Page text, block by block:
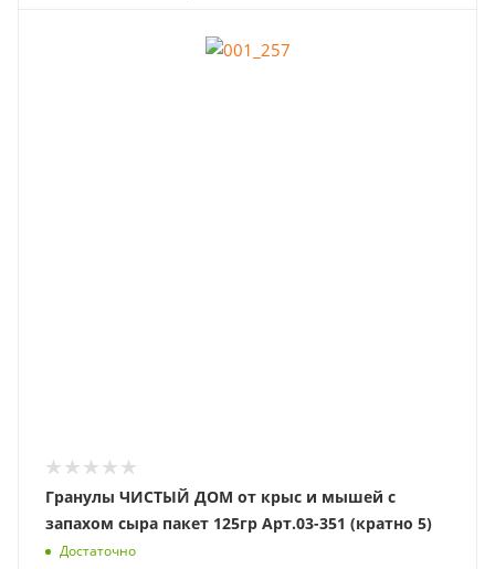
Гранулы ЧИСТЫЙ ДОМ от крыс и мышей с
запахом сыра пакет 125гр Арт.03-351 (кратно 5)
Достаточно